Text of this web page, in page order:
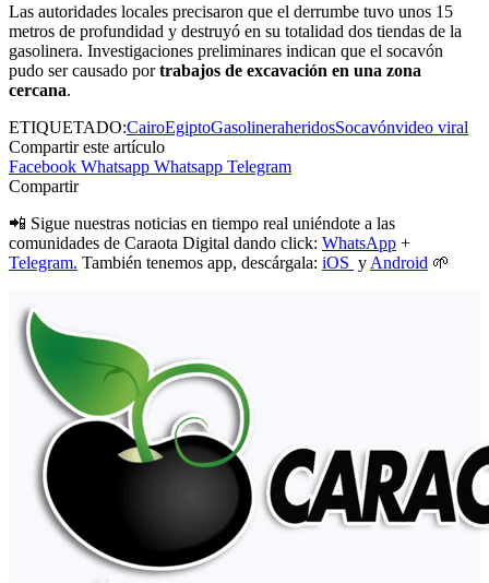
Las autoridades locales precisaron que el derrumbe tuvo unos 15
metros de profundidad y destruyó en su totalidad dos tiendas de la
gasolinera. Investigaciones preliminares indican que el socavón
pudo ser causado portrabajos de excavación en una zona
cercana.
ETIQUETADO:CairoEgiptoGasolineraheridosSocavónvideo viral
Compartir este artículo
Facebook Whatsapp Whatsapp Telegram
Compartir
📲 Sigue nuestras noticias en tiempo real uniéndote a las
comunidades de Caraota Digital dando click: WhatsApp +
Telegram. También tenemos app, descárgala: iOS y Android 🌱